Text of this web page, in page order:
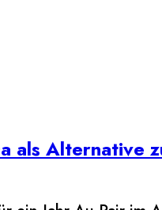
als Alternative